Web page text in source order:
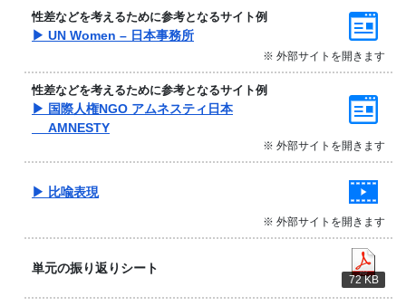
性差などを考えるために参考となるサイト例
▶ UN Women – 日本事務所
※ 外部サイトを開きます
性差などを考えるために参考となるサイト例
▶ 国際人権NGO アムネスティ日本
AMNESTY
※ 外部サイトを開きます
▶ 比喩表現
※ 外部サイトを開きます
単元の振り返りシート
72 KB